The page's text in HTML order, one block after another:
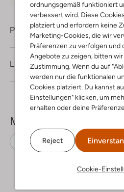
ordnungsgemäß funktioniert
verbessert wird. Diese
platziert und erfordern keine
Marketing-Cookies, die wir
Präferenzen zu verfolgen und
Angebote zu zeigen, bitten
Zustimmung. Wenn du auf
werden nur die funktionalen
Cookies platziert. Du kannst
Einstellungen" klicken, um
erhalten oder deine
Reject
Cookie-
Produktinformation
Lieferung & Rückgabe
Mehr sehen
Sneaker Low Nike